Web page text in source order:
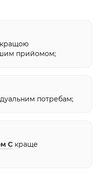
кращою
прийомом;
потребам;
С краще